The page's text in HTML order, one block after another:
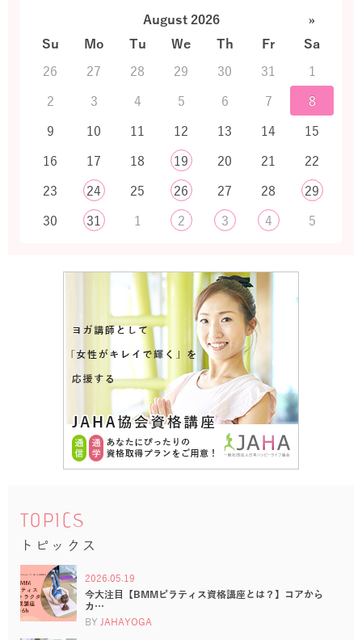
August 2026
»
Su
Mo Tu We Th Fr
Sa
26
27 28 29 30 31
1
2
3 4 5 6 7
8
9
10 11 12 13 14
15
16
17 18 19 20 21
22
23
24 25 26 27 28
29
30
31 1 2 3 4 5
TOPICS
トピックス
2026.05.19
今大注目【BMMピラティス資格講座とは？】コアから
カ…
BY JAHAYOGA